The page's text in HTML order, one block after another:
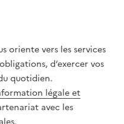
oriente vers les services
d’exercer vos
quotidien.
légale et
avec les